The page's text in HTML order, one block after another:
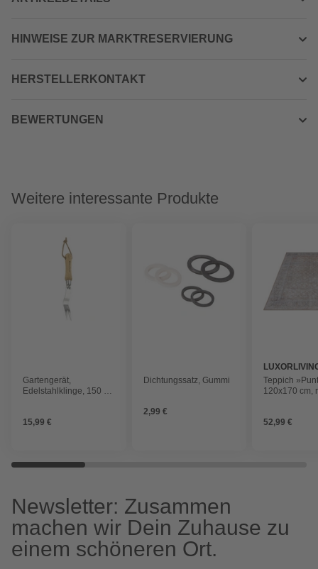
HINWEISE ZUR MARKTRESERVIERUNG
HERSTELLERKONTAKT
BEWERTUNGEN
Weitere interessante Produkte
Gartengerät,
Edelstahlklinge, 150 g,
15,99 €
Dichtungssatz, Gummi
2,99 €
Teppich
120x170 cm,
52,99 €
Newsletter: Zusammen
machen wir Dein Zuhause zu
einem schöneren Ort.